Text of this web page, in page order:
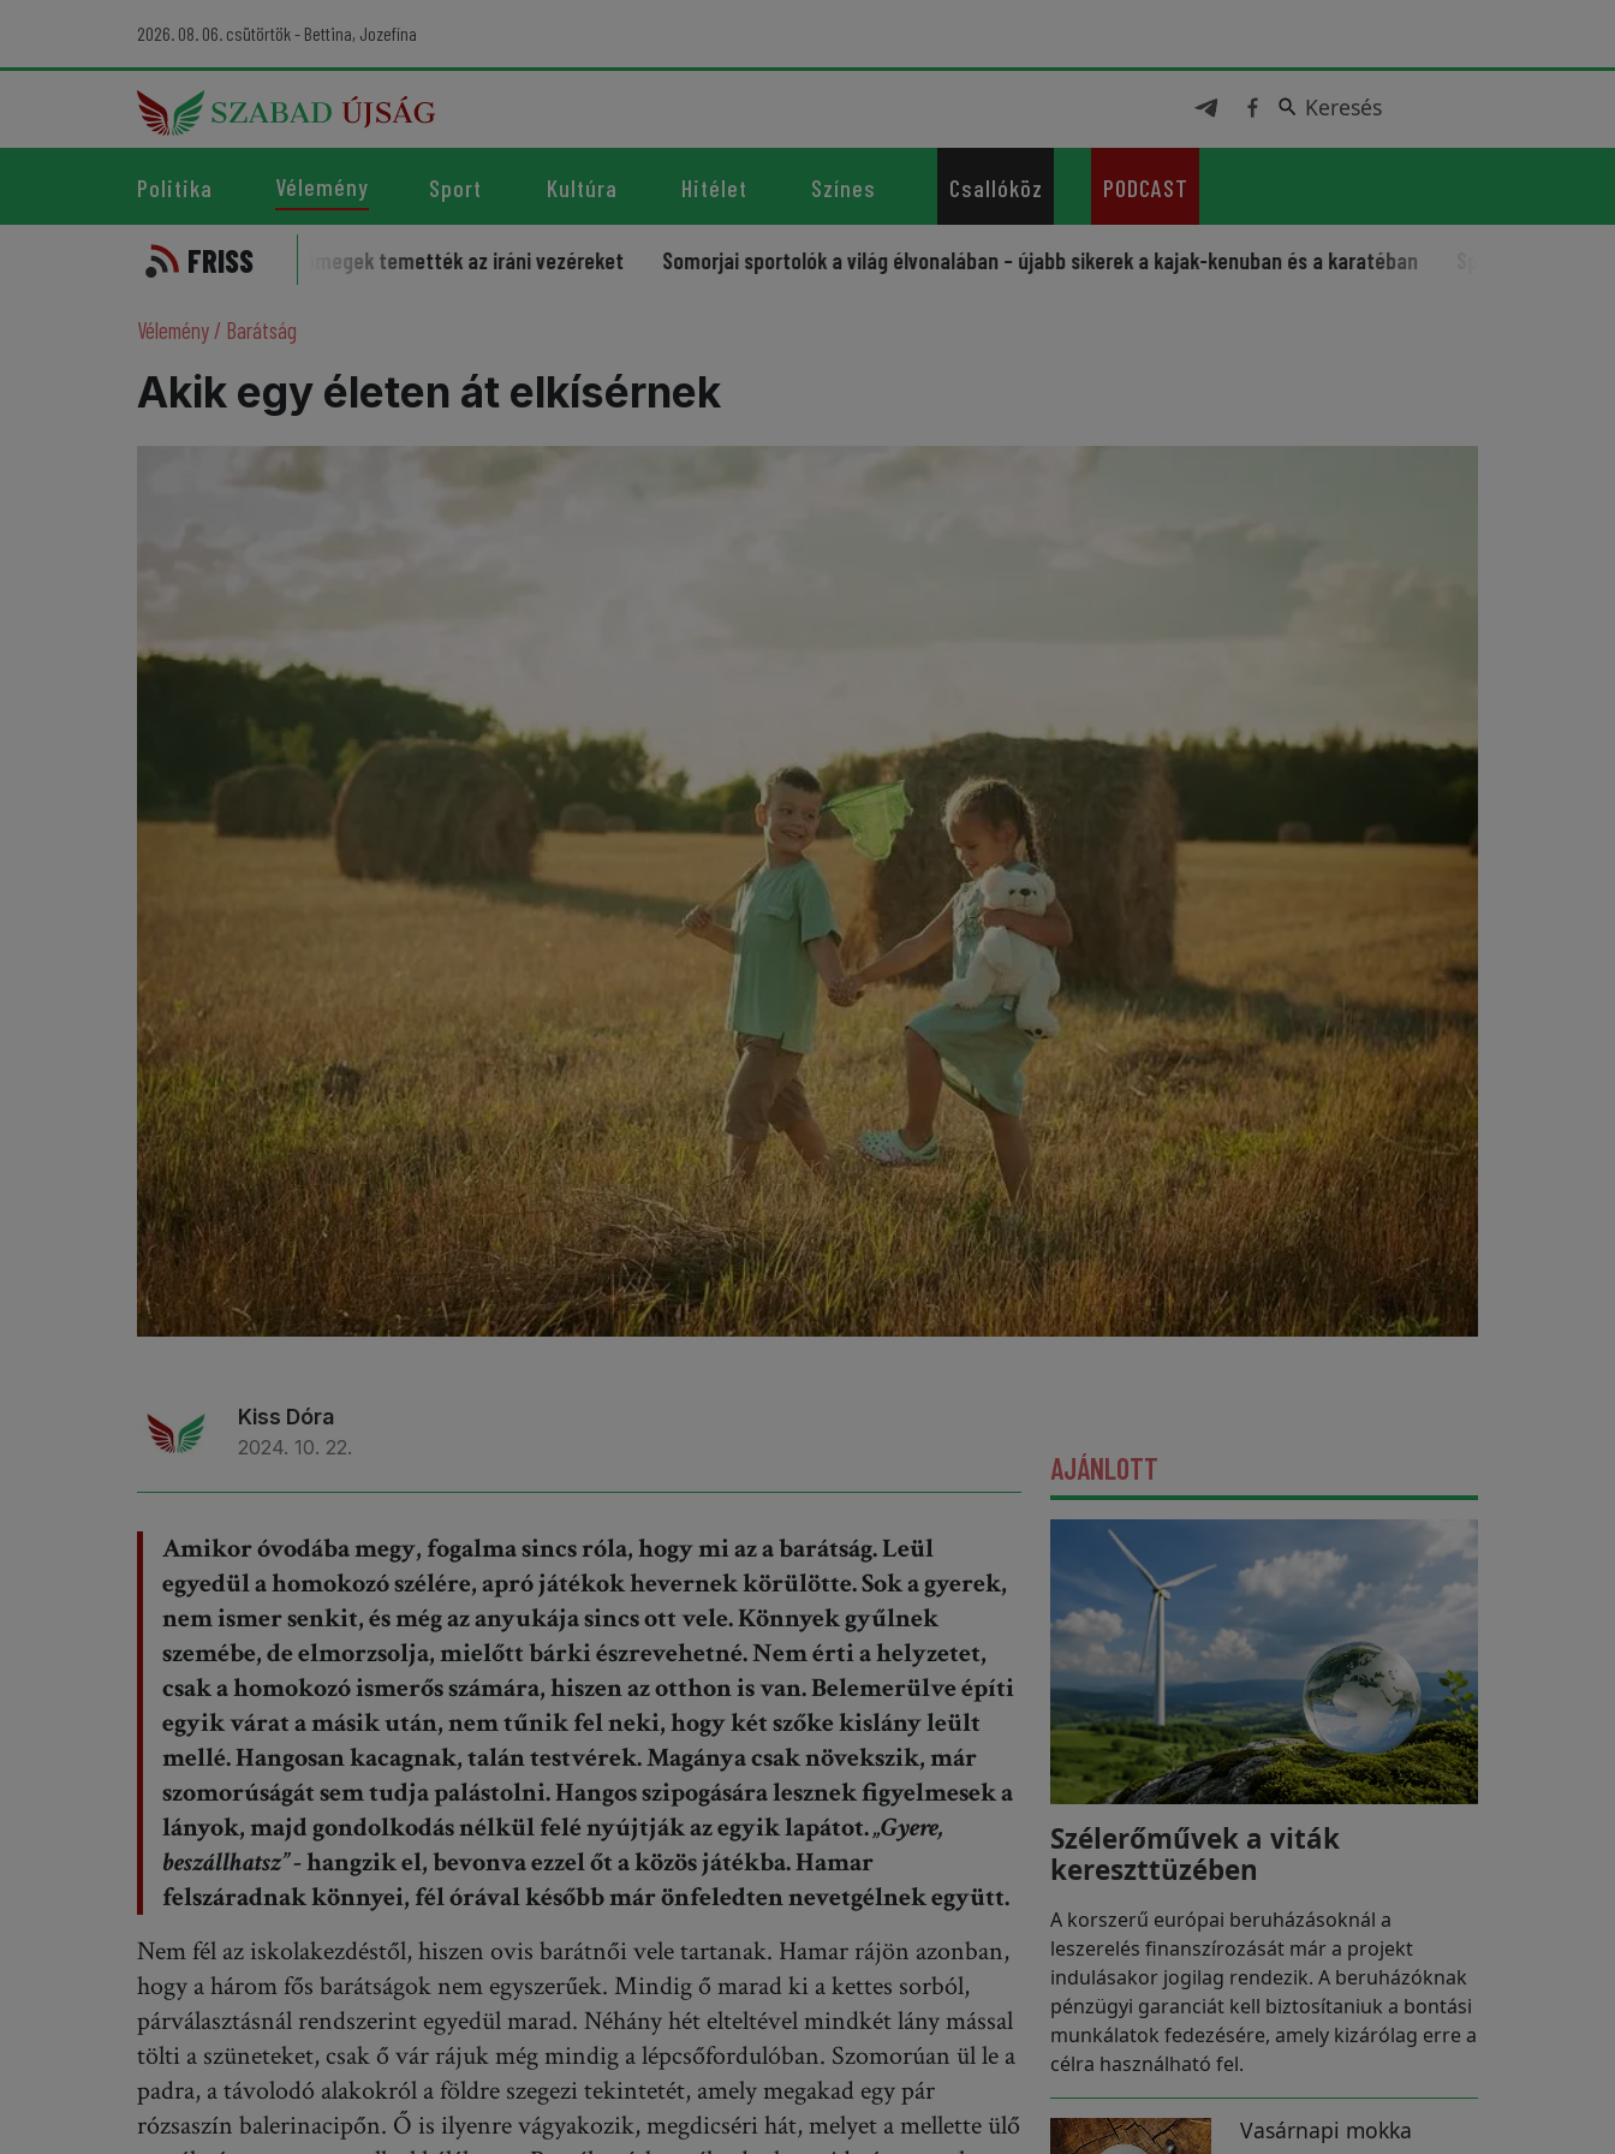
2026. 08. 06. csütörtök - Bettina, Jozefína
Keresés
Politika Vélemény Sport Kultúra Hitélet Színes Csallóköz PODCAST
FRISS
Harcias tömegek temették az iráni vezéreket Somorjai sportolók a világ élvonalában – újabb sikerek a kajak-kenuban és a karatéban Sportos fesztivál
Vélemény / Barátság
Akik egy életen át elkísérnek
Kiss Dóra
2024. 10. 22.
Amikor óvodába megy, fogalma sincs róla, hogy mi az a barátság. Leül
egyedül a homokozó szélére, apró játékok hevernek körülötte. Sok a gyerek,
nem ismer senkit, és még az anyukája sincs ott vele. Könnyek gyűlnek
szemébe, de elmorzsolja, mielőtt bárki észrevehetné. Nem érti a helyzetet,
csak a homokozó ismerős számára, hiszen az otthon is van. Belemerülve építi
egyik várat a másik után, nem tűnik fel neki, hogy két szőke kislány leült
mellé. Hangosan kacagnak, talán testvérek. Magánya csak növekszik, már
szomorúságát sem tudja palástolni. Hangos szipogására lesznek figyelmesek a
lányok, majd gondolkodás nélkül felé nyújtják az egyik lapátot.„Gyere,
beszállhatsz”- hangzik el, bevonva ezzel őt a közös játékba. Hamar
felszáradnak könnyei, fél órával később már önfeledten nevetgélnek együtt.
Nem fél az iskolakezdéstől, hiszen ovis barátnői vele tartanak. Hamar rájön azonban,
hogy a három fős barátságok nem egyszerűek. Mindig ő marad ki a kettes sorból,
párválasztásnál rendszerint egyedül marad. Néhány hét elteltével mindkét lány mással
tölti a szüneteket, csak ő vár rájuk még mindig a lépcsőfordulóban. Szomorúan ül le a
padra, a távolodó alakokról a földre szegezi tekintetét, amely megakad egy pár
rózsaszín balerinacipőn. Ő is ilyenre vágyakozik, megdicséri hát, melyet a mellette ülő
AJÁNLOTT
Szélerőművek a viták
kereszttüzében
A korszerű európai beruházásoknál a
leszerelés finanszírozását már a projekt
indulásakor jogilag rendezik. A beruházóknak
pénzügyi garanciát kell biztosítaniuk a bontási
munkálatok fedezésére, amely kizárólag erre a
célra használható fel.
Vasárnapi mokka